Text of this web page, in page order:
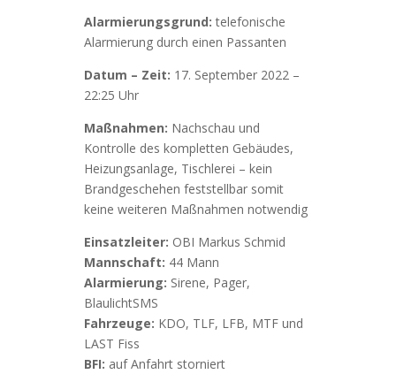
Alarmierungsgrund: telefonische
Alarmierung durch einen Passanten
Datum – Zeit: 17. September 2022 –
22:25 Uhr
Maßnahmen: Nachschau und
Kontrolle des kompletten Gebäudes,
Heizungsanlage, Tischlerei – kein
Brandgeschehen feststellbar somit
keine weiteren Maßnahmen notwendig
Einsatzleiter: OBI Markus Schmid
Mannschaft: 44 Mann
Alarmierung: Sirene, Pager,
BlaulichtSMS
Fahrzeuge: KDO, TLF, LFB, MTF und
LAST Fiss
BFI: auf Anfahrt storniert